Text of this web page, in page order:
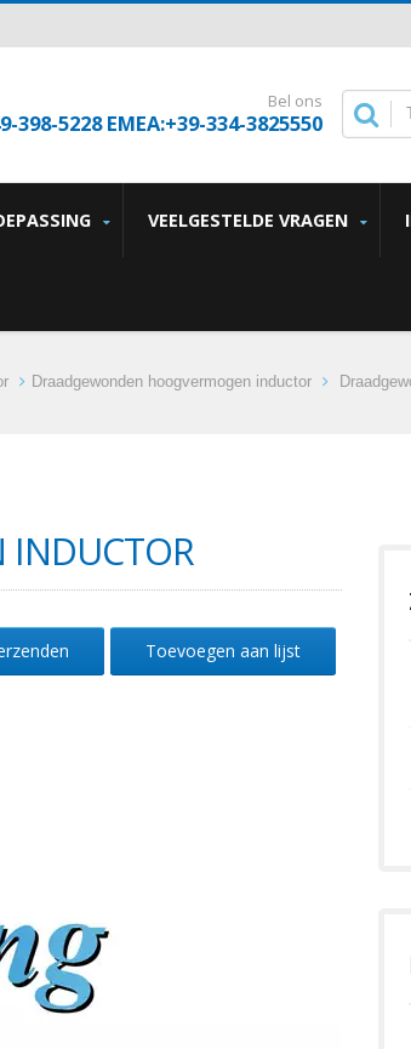
Bel ons
398-5228 EMEA:+39-334-3825550
VEELGESTELDE VRAGEN
Draadgewonden hoogvermogen inductor
INDUCTOR
Toevoegen aan lijst